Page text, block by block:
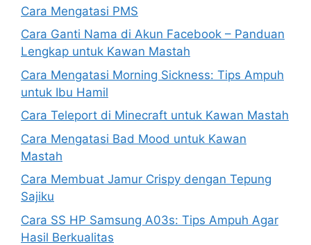
Cara Mengatasi PMS
Cara Ganti Nama di Akun Facebook – Panduan
Lengkap untuk Kawan Mastah
Cara Mengatasi Morning Sickness: Tips Ampuh
untuk Ibu Hamil
Cara Teleport di Minecraft untuk Kawan Mastah
Cara Mengatasi Bad Mood untuk Kawan
Mastah
Cara Membuat Jamur Crispy dengan Tepung
Sajiku
Cara SS HP Samsung A03s: Tips Ampuh Agar
Hasil Berkualitas